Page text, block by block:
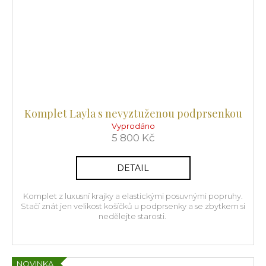
Komplet Layla s nevyztuženou podprsenkou
Vyprodáno
5 800 Kč
DETAIL
Komplet z luxusní krajky a elastickými posuvnými popruhy.
Stačí znát jen velikost košíčků u podprsenky a se zbytkem si
nedělejte starosti.
NOVINKA